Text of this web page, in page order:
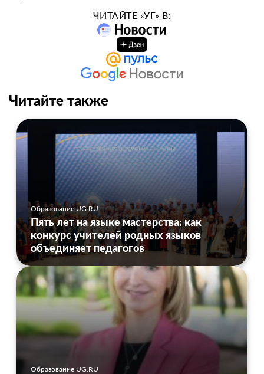
ЧИТАЙТЕ «УГ» В:
Читайте также
Образование UG.RU
Пять лет на языке мастерства: как
конкурс учителей родных языков
объединяет педагогов
Образование UG.RU